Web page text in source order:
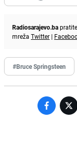
Radiosarajevo.ba
mreža Twitter |
#Bruce Springsteen